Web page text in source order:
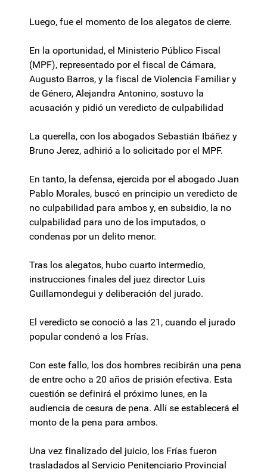
Luego, fue el momento de los alegatos de cierre.
En la oportunidad, el Ministerio Público Fiscal
(MPF), representado por el fiscal de Cámara,
Augusto Barros, y la fiscal de Violencia Familiar y
de Género, Alejandra Antonino, sostuvo la
acusación y pidió un veredicto de culpabilidad
La querella, con los abogados Sebastián Ibáñez y
Bruno Jerez, adhirió a lo solicitado por el MPF.
En tanto, la defensa, ejercida por el abogado Juan
Pablo Morales, buscó en principio un veredicto de
no culpabilidad para ambos y, en subsidio, la no
culpabilidad para uno de los imputados, o
condenas por un delito menor.
Tras los alegatos, hubo cuarto intermedio,
instrucciones finales del juez director Luis
Guillamondegui y deliberación del jurado.
El veredicto se conoció a las 21, cuando el jurado
popular condenó a los Frías.
Con este fallo, los dos hombres recibirán una pena
de entre ocho a 20 años de prisión efectiva. Esta
cuestión se definirá el próximo lunes, en la
audiencia de cesura de pena. Allí se establecerá el
monto de la pena para ambos.
Una vez finalizado del juicio, los Frías fueron
trasladados al Servicio Penitenciario Provincial